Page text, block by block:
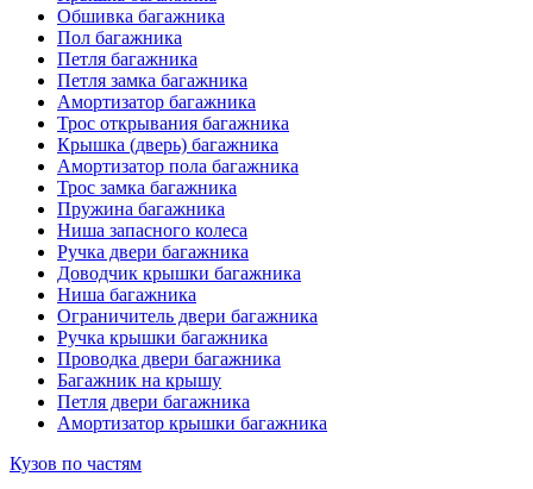
Обшивка багажника
Пол багажника
Петля багажника
Петля замка багажника
Амортизатор багажника
Трос открывания багажника
Крышка (дверь) багажника
Амортизатор пола багажника
Трос замка багажника
Пружина багажника
Ниша запасного колеса
Ручка двери багажника
Доводчик крышки багажника
Ниша багажника
Ограничитель двери багажника
Ручка крышки багажника
Проводка двери багажника
Багажник на крышу
Петля двери багажника
Амортизатор крышки багажника
Кузов по частям